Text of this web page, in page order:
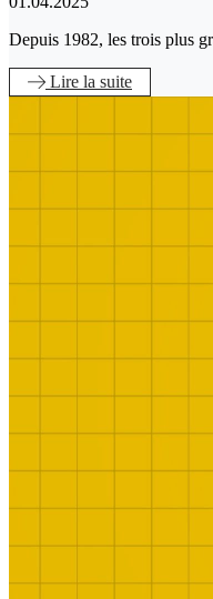
Depuis 1982, les trois plus
Lire la suite